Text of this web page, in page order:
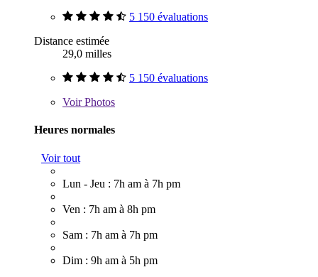
5 150 évaluations
Distance estimée
29,0 milles
5 150 évaluations
VoirPhotos
Heures normales
Voir tout
Lun - Jeu : 7h am à 7h pm
Ven : 7h am à 8h pm
Sam : 7h am à 7h pm
Dim : 9h am à 5h pm